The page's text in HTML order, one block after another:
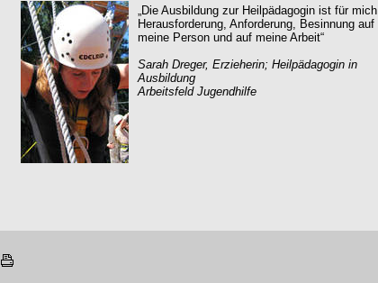
„Die Ausbildung zur Heilpädagogin ist für mich
Herausforderung, Anforderung, Besinnung auf
meine Person und auf meine Arbeit“
Sarah Dreger, Erzieherin; Heilpädagogin in
Ausbildung
Arbeitsfeld Jugendhilfe